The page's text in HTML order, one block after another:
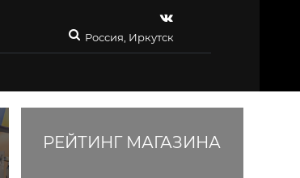
Россия, Иркутск
РЕЙТИНГ МАГАЗИНА